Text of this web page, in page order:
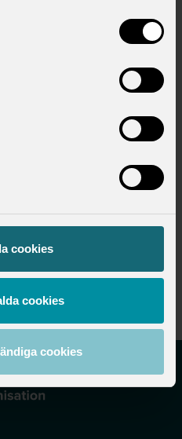
cookies
cookies
cookies